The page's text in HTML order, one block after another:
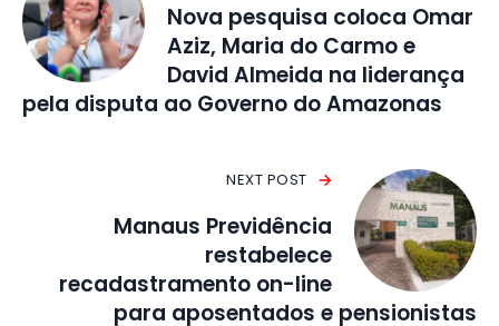
Nova pesquisa coloca Omar
Aziz, Maria do Carmo e
David Almeida na liderança
pela disputa ao Governo do Amazonas
NEXT POST
Manaus Previdência
restabelece
recadastramento on-line
para aposentados e pensionistas